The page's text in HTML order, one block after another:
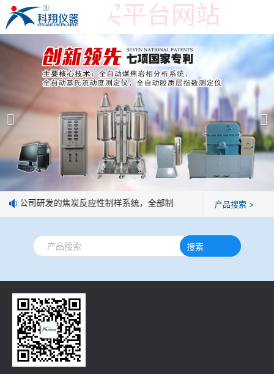
世界杯购买平台网站
世界杯购买平台网站
产品展示 ＞
焦炭高温性能检测系统
焦化行业检测及优化配煤设备
球团矿/烧结矿/块矿高温冶金性能检测系统
烧结/球团优化配矿研究设备
高炉配吹煤检测设备
冶金石灰活性度测定仪
矿石、焦炭物理检测及制样设备
公司简介
世界杯购买平台网站
企业业绩
技术交流
视频观赏
企业荣誉
世界杯购买平台网站
我公司研发的焦炭反应性制样系统，全部制样过程机械化操作，没有
产品搜索 >
搜索